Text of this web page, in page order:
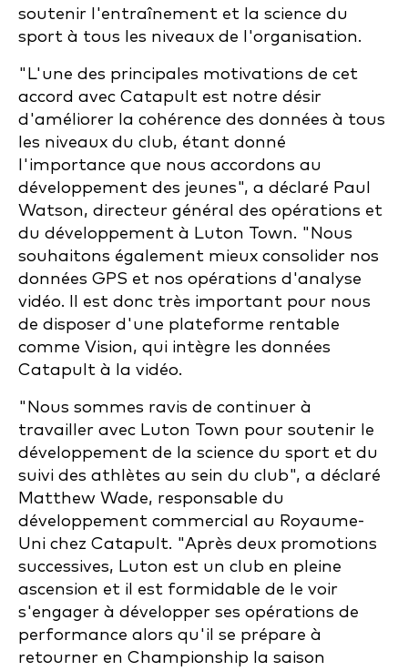
soutenir l'entraînement et la science du
sport à tous les niveaux de l'organisation.
"L'une des principales motivations de cet
accord avec Catapult est notre désir
d'améliorer la cohérence des données à tous
les niveaux du club, étant donné
l'importance que nous accordons au
développement des jeunes", a déclaré Paul
Watson, directeur général des opérations et
du développement à Luton Town. "Nous
souhaitons également mieux consolider nos
données GPS et nos opérations d'analyse
vidéo. Il est donc très important pour nous
de disposer d'une plateforme rentable
comme Vision, qui intègre les données
Catapult à la vidéo.
"Nous sommes ravis de continuer à
travailler avec Luton Town pour soutenir le
développement de la science du sport et du
suivi des athlètes au sein du club", a déclaré
Matthew Wade, responsable du
développement commercial au Royaume-
Uni chez Catapult. "Après deux promotions
successives, Luton est un club en pleine
ascension et il est formidable de le voir
s'engager à développer ses opérations de
performance alors qu'il se prépare à
retourner en Championship la saison